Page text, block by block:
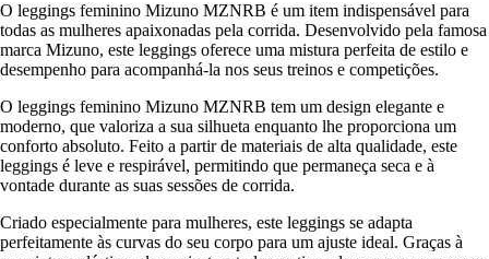
O leggings feminino Mizuno MZNRB é um item indispensável para
todas as mulheres apaixonadas pela corrida. Desenvolvido pela famosa
marca Mizuno, este leggings oferece uma mistura perfeita de estilo e
desempenho para acompanhá-la nos seus treinos e competições.
O leggings feminino Mizuno MZNRB tem um design elegante e
moderno, que valoriza a sua silhueta enquanto lhe proporciona um
conforto absoluto. Feito a partir de materiais de alta qualidade, este
leggings é leve e respirável, permitindo que permaneça seca e à
vontade durante as suas sessões de corrida.
Criado especialmente para mulheres, este leggings se adapta
perfeitamente às curvas do seu corpo para um ajuste ideal. Graças à